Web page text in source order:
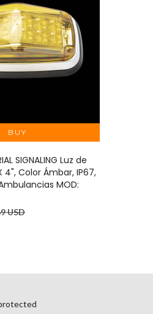
SIGNALING Luz de
Color Ámbar, IP67,
MOD:
USD